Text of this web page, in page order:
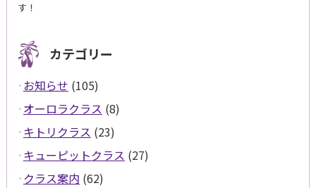
す！
カテゴリー
お知らせ (105)
オーロラクラス (8)
キトリクラス (23)
キューピットクラス (27)
クラス案内 (62)